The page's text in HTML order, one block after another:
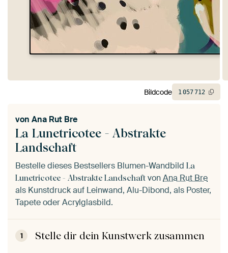
La Lunetricotee - Abstrakte
Landschaft
von Ana Rut Bre
Bestelle dieses Bestsellers Blumen-Wandbild La
Lunetricotee - Abstrakte Landschaft vonAna Rut Bre
als Kunstdruck auf Leinwand, Alu-Dibond, als Poster,
Tapete oder Acrylglasbild.
1 Stelle dir dein Kunstwerk zusammen
Bildcode 1057712